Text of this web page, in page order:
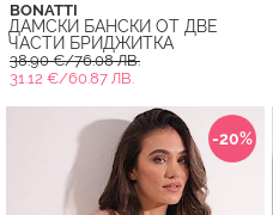
BONATTI
ДАМСКИ БАНСКИ ОТ ДВЕ
ЧАСТИ БРИДЖИТКА
38.90 €/76.08 ЛВ.
31.12 €/60.87 ЛВ.
-20%